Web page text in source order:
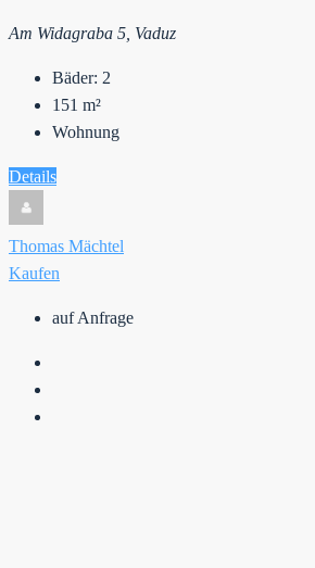
Am Widagraba 5, Vaduz
Bäder: 2
151 m²
Wohnung
Details
Thomas Mächtel
Kaufen
auf Anfrage